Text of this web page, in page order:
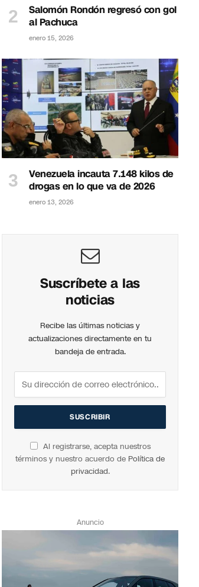
Salomón Rondón regresó con gol
al Pachuca
enero 15, 2026
Venezuela incauta 7.148 kilos de
drogas en lo que va de 2026
enero 13, 2026
Suscríbete a las
noticias
Recibe las últimas noticias y
actualizaciones directamente en tu
bandeja de entrada.
Al registrarse, acepta nuestros
términos y nuestro acuerdo de Política de
privacidad.
Anuncio